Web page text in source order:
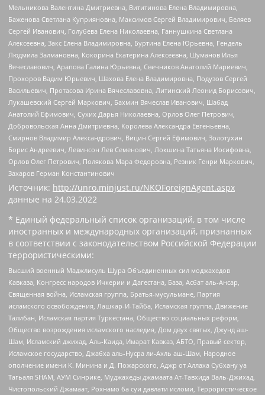
Мельникова Валентина Дмитриевна, Вититинова Елена Владимировна,
Баженова Светлана Куприяновна, Максимов Сергей Владимирович, Беляев
Сергей Иванович, Голубева Елена Николаевна, Ганнушкина Светлана
Алексеевна, Закс Елена Владимировна, Буртина Елена Юрьевна, Гендель
Людмила Залмановна, Кокорина Екатерина Алексеевна, Шуманов Илья
Вячеславович, Арапова Галина Юрьевна, Свечников Анатолий Мариевич,
Прохоров Вадим Юрьевич, Шахова Елена Владимировна, Подузов Сергей
Васильевич, Протасова Ирина Вячеславовна, Литинский Леонид Борисович,
Лукашевский Сергей Маркович, Бахмин Вячеслав Иванович, Шабад
Анатолий Ефимович, Сухих Дарья Николаевна, Орлов Олег Петрович,
Добровольская Анна Дмитриевна, Королева Александра Евгеньевна,
Смирнов Владимир Александрович, Вицин Сергей Ефимович, Золотухин
Борис Андреевич, Левинсон Лев Семенович, Локшина Татьяна Иосифовна,
Орлов Олег Петрович, Полякова Мара Федоровна, Резник Генри Маркович,
Захаров Герман Константинович
Источник: http://unro.minjust.ru/NKOForeignAgent.aspx
данные на 24.03.2022
* Единый федеральный список организаций, в том числе
иностранных и международных организаций, признанных
в соответствии с законодательством Российской Федерации
террористическими:
Высший военный Маджлисуль Шура Объединенных сил моджахедов
Кавказа, Конгресс народов Ичкерии и Дагестана, База, Асбат аль-Ансар,
Священная война, Исламская группа, Братья-мусульмане, Партия
исламского освобождения, Лашкар-И-Тайба, Исламская группа, Движение
Талибан, Исламская партия Туркестана, Общество социальных реформ,
Общество возрождения исламского наследия, Дом двух святых, Джунд аш-
Шам, Исламский джихад, Аль-Каида, Имарат Кавказ, АБТО, Правый сектор,
Исламское государство, Джабха аль-Нусра ли-Ахль аш-Шам, Народное
ополчение имени К. Минина и Д. Пожарского, Аджр от Аллаха Субхану уа
Тагьаля SHAM, АУМ Синрике, Муджахеды джамаата Ат-Тавхида Валь-Джихад,
Чистопольский Джамаат, Рохнамо ба суи давлати исломи, Террористическое